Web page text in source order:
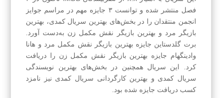
فصل منتشر شده و توانست ۳ جایزه مهم در مراسم جوایز
انجمن منتقدان را در بخش‌های بهترین سریال کمدی، بهترین
بازیگر مرد و بهترین بازیگر نقش مکمل زن به‌دست آورد.
برت گلدستاین جایزه بهترین بازیگر نقش مکمل مرد و هانا
وادینگهام جایزه بهترین بازیگر نقش مکمل زن را دریافت
کرد. این سریال همچنین در بخش‌های بهترین نویسندگی
سریال کمدی و بهترین کارگردانی سریال کمدی نیز نامزد
کسب دریافت جایزه شده بود.